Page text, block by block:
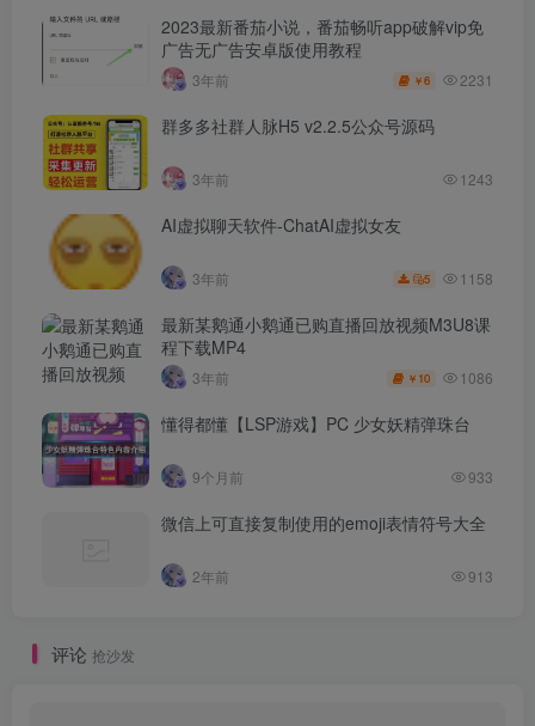
2023最新番茄小说，番茄畅听app破解vip免
广告无广告安卓版使用教程
3年前 ￥6 2231
群多多社群人脉H5 v2.2.5公众号源码
3年前 1243
AI虚拟聊天软件-ChatAI虚拟女友
3年前 5 1158
最新某鹅通小鹅通已购直播回放视频M3U8课
程下载MP4
3年前 ￥ 10 1086
懂得都懂【LSP游戏】PC 少女妖精弹珠台
9个月前 933
微信上可直接复制使用的emoji表情符号大全
2年前 913
评论 抢沙发